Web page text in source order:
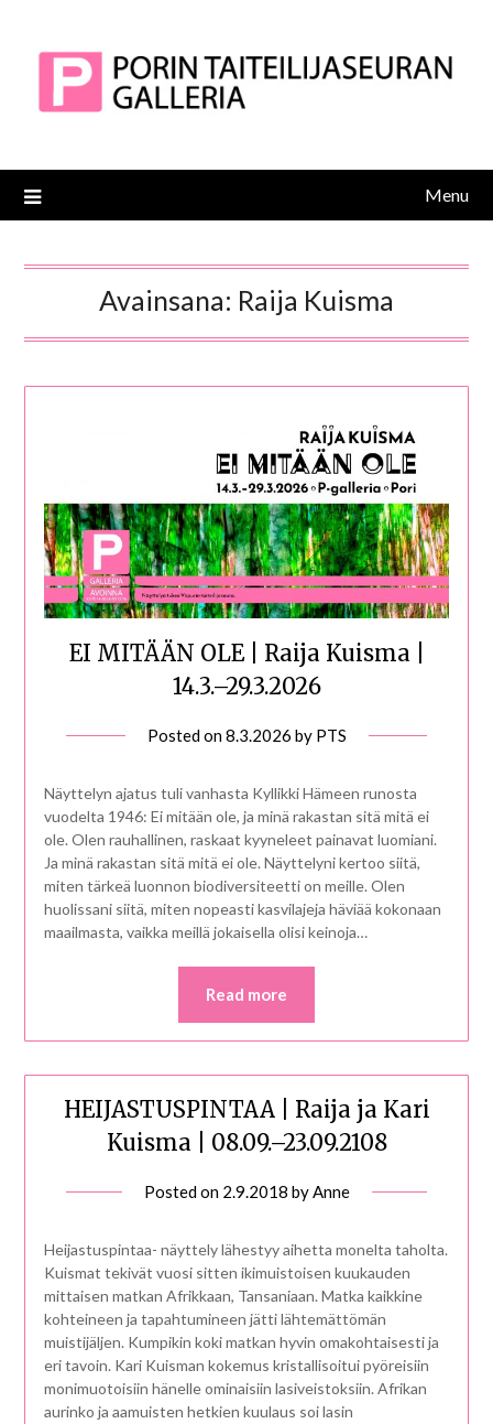
Menu
Avainsana: Raija Kuisma
EI MITÄÄN OLE | Raija Kuisma |
14.3.–29.3.2026
Posted on8.3.2026 by PTS
Näyttelyn ajatus tuli vanhasta Kyllikki Hämeen runosta
vuodelta 1946: Ei mitään ole, ja minä rakastan sitä mitä ei
ole. Olen rauhallinen, raskaat kyyneleet painavat luomiani.
Ja minä rakastan sitä mitä ei ole. Näyttelyni kertoo siitä,
miten tärkeä luonnon biodiversiteetti on meille. Olen
huolissani siitä, miten nopeasti kasvilajeja häviää kokonaan
maailmasta, vaikka meillä jokaisella olisi keinoja…
Read more
HEIJASTUSPINTAA | Raija ja Kari
Kuisma | 08.09.–23.09.2108
Posted on 2.9.2018 byAnne
Heijastuspintaa- näyttely lähestyy aihetta monelta taholta.
Kuismat tekivät vuosi sitten ikimuistoisen kuukauden
mittaisen matkan Afrikkaan, Tansaniaan. Matka kaikkine
kohteineen ja tapahtumineen jätti lähtemättömän
muistijäljen. Kumpikin koki matkan hyvin omakohtaisesti ja
eri tavoin. Kari Kuisman kokemus kristallisoitui pyöreisiin
monimuotoisiin hänelle ominaisiin lasiveistoksiin. Afrikan
aurinko ja aamuisten hetkien kuulaus soi lasin